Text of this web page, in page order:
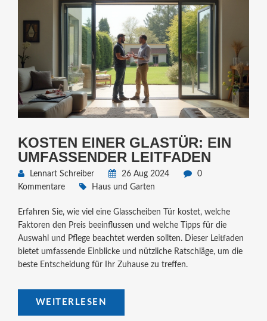
KOSTEN EINER GLASTÜR: EIN
UMFASSENDER LEITFADEN
Lennart Schreiber 26 Aug 2024
0
Kommentare
Haus und Garten
Erfahren Sie, wie viel eine Glasscheiben Tür kostet, welche
Faktoren den Preis beeinflussen und welche Tipps für die
Auswahl und Pflege beachtet werden sollten. Dieser Leitfaden
bietet umfassende Einblicke und nützliche Ratschläge, um die
beste Entscheidung für Ihr Zuhause zu treffen.
WEITERLESEN